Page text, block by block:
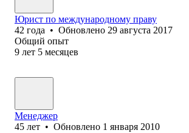
Юрист по международному праву
42 года • Обновлено 29 августа 2017
Общий опыт
9 лет 5 месяцев
Менеджер
45 лет • Обновлено 1 января 2010